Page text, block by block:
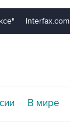
Interfax.com
В мире